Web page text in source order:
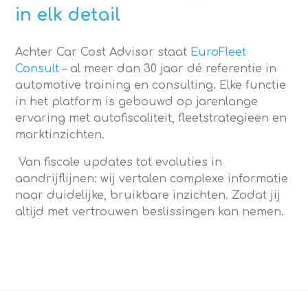
in elk detail
Achter Car Cost Advisor staat EuroFleet
Consult – al meer dan 30 jaar dé referentie in
automotive training en consulting. Elke functie
in het platform is gebouwd op jarenlange
ervaring met autofiscaliteit, fleetstrategieën en
marktinzichten.
Van fiscale updates tot evoluties in
aandrijflijnen: wij vertalen complexe informatie
naar duidelijke, bruikbare inzichten. Zodat jij
altijd met vertrouwen beslissingen kan nemen.